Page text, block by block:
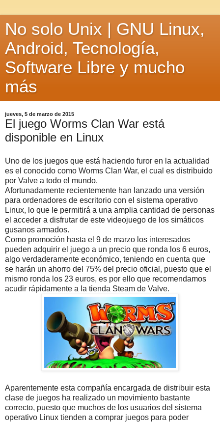
No solo Unix | GNU Linux,
Android, Tecnología,
Software Libre y mucho
más
jueves, 5 de marzo de 2015
El juego Worms Clan War está
disponible en Linux
Uno de los juegos que está haciendo furor en la actualidad
es el conocido como Worms Clan War, el cual es distribuido
por Valve a todo el mundo.
Afortunadamente recientemente han lanzado una versión
para ordenadores de escritorio con el sistema operativo
Linux, lo que le permitirá a una amplia cantidad de personas
el acceder a disfrutar de este videojuego de los simáticos
gusanos armados.
Como promoción hasta el 9 de marzo los interesados
pueden adquirir el juego a un precio que ronda los 6 euros,
algo verdaderamente económico, teniendo en cuenta que
se harán un ahorro del 75% del precio oficial, puesto que el
mismo ronda los 23 euros, es por ello que recomendamos
acudir rápidamente a la tienda Steam de Valve.
Aparentemente esta compañía encargada de distribuir esta
clase de juegos ha realizado un movimiento bastante
correcto, puesto que muchos de los usuarios del sistema
operativo Linux tienden a comprar juegos para poder